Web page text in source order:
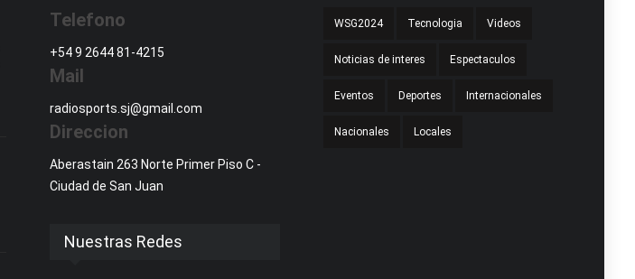
Telefono
+54 9 2644 81-4215
Mail
radiosports.sj@gmail.com
Direccion
Aberastain 263 Norte Primer Piso C -
Ciudad de San Juan
Nuestras Redes
WSG2024 Tecnologia Videos
Noticias de interes Espectaculos
Eventos Deportes Internacionales
Nacionales Locales